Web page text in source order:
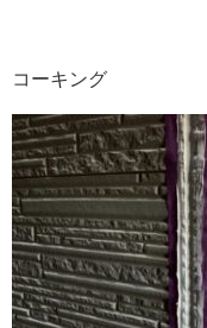
コーキング